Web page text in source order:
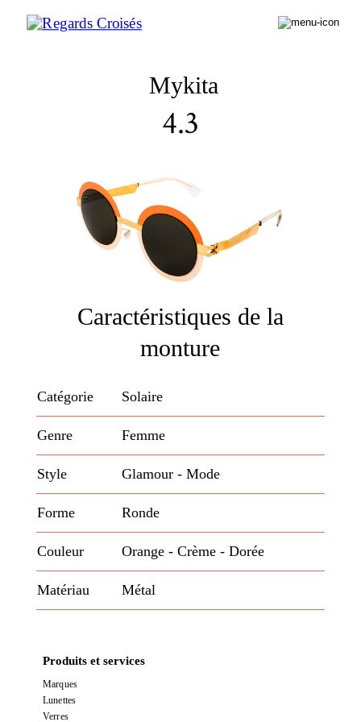
Mykita
4.3
Caractéristiques de la
monture
Catégorie Solaire
Genre Femme
Style Glamour - Mode
Forme Ronde
Couleur Orange - Crème - Dorée
Matériau Métal
Produits et services
Marques
Lunettes
Verres